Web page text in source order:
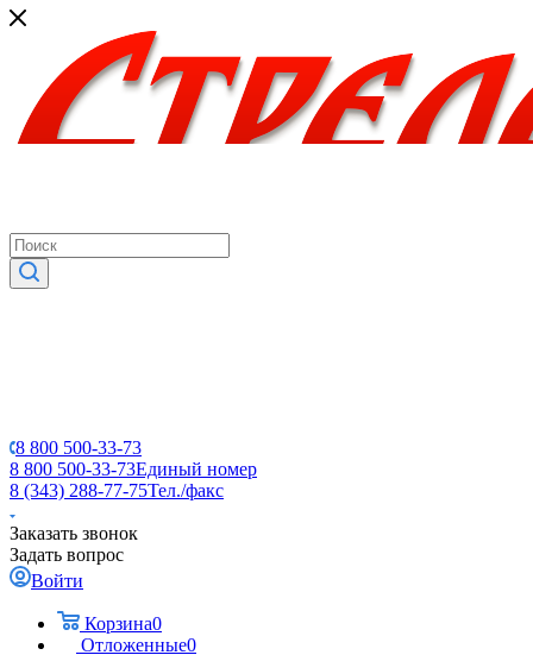
8 800 500-33-73
8 800 500-33-73Единый номер
8 (343) 288-77-75Тел./факс
Заказать звонок
Задать вопрос
Войти
Корзина0
Отложенные0